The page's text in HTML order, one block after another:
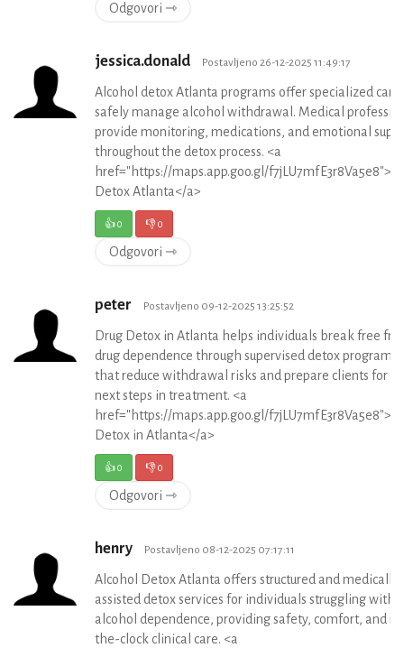
Odgovori ⇾
jessica.donald Postavljeno 26-12-2025 11:49:17
Alcohol detox Atlanta programs offer specialized care
safely manage alcohol withdrawal. Medical
provide monitoring, medications, and emotional
throughout the detox process. <a
href="https://maps.app.goo.gl/
Detox Atlanta</a>
👍0 👎0
Odgovori ⇾
peter Postavljeno 09-12-2025 13:25:52
Drug Detox in Atlanta helps individuals break free
drug dependence through supervised detox programs
that reduce withdrawal risks and prepare clients for
next steps in treatment. <a
href="https://maps.app.goo.gl/
Detox in Atlanta</a>
👍0 👎0
Odgovori ⇾
henry Postavljeno 08-12-2025 07:17:11
Alcohol Detox Atlanta offers structured and medically
assisted detox services for individuals struggling with
alcohol dependence, providing safety, comfort, and
the-clock clinical care. <a